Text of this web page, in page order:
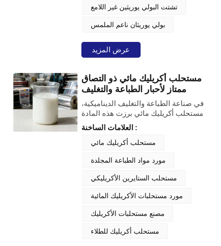
هذا المنتج مثالياً للتشطيبات الخشبية
الداخلية والمكونات البلاستيكية، حيث يُلبي
معايير انخفاض المركبات العضوية
تشتت البولي يوريثين غير اللامع
بولي يوريثان ناعم الملمس
عرض المزيد
مستحلب أكريليك مائي ذو التصاق
ممتاز لأحبار الطباعة والتغليف
والطلاء
في صناعة الطباعة والتغليف الديناميكية،
مستحلب أكريليك مائي برزت هذه المادة
كعنصر أساسي، لما تتميز به من خصائص
صديقة للبيئة ومتعددة الوظائف. يُعد
مستحلب الأكريليك المائي الخالي من
(APEO) والمتصل ذاتيًا خيارًا عالي
الجودة، وقد طُوّر خصيصًا لتصنيع أحبار
الطباعة والورنيش. إن توافقه التام مع
عمليات الطباعة الفلكسوغرافية
والحفرية، إلى جانب التصاقه الاستثنائي
بمختلف أنواع الأسطح، يجعل من
للمصنعين الباحثين عن الموثوقية والأداء
العلامات الساخنة :
مستحلب أكريليك مائي
مورد مواد الطباعة المجلدة
مستحلب الستايرين الأكريليكي
مورد مستحلبات الأكريليك المائية
مصنع مستحلبات الأكريليك
مستحلب أكريليك للطلاء